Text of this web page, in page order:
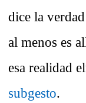
dice la
al menos es
esa realidad
subgesto.